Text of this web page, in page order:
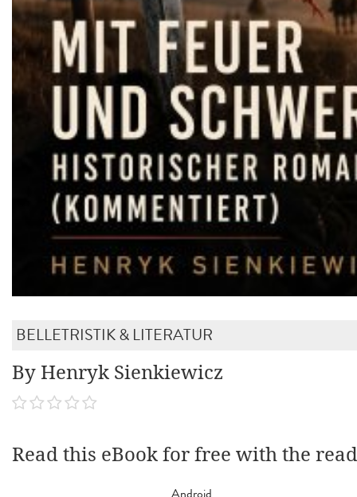
BELLETRISTIK & LITERATUR
By Henryk Sienkiewicz
Read this eBook for free with the